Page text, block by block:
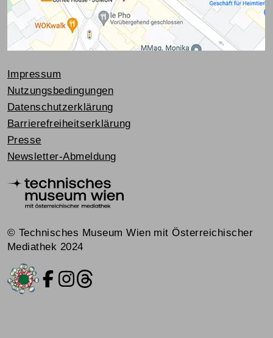
Impressum
Nutzungsbedingungen
Datenschutzerklärung
Barrierefreiheitserklärung
Presse
Newsletter-Abmeldung
© Technisches Museum Wien mit Österreichischer
Mediathek 2024